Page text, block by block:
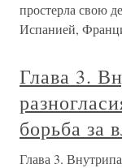
простерла свою
Испанией,
Глава 3.
борьба за
Глава 3.